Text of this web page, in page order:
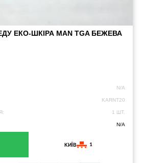
ЕКО-ШКІРА MAN TGA БЕЖЕВА
N/A
KARNT20
1 ШТ.
N/A
КИЇВ 1